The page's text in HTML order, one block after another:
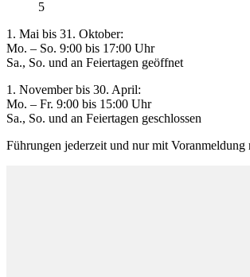
1. Mai bis 31. Oktober:
Mo. – So. 9:00 bis 17:00 Uhr
Sa., So. und an Feiertagen geöffnet
1. November bis 30. April:
Mo. – Fr. 9:00 bis 15:00 Uhr
Sa., So. und an Feiertagen geschlossen
Führungen jederzeit und nur mit Voranmeldung